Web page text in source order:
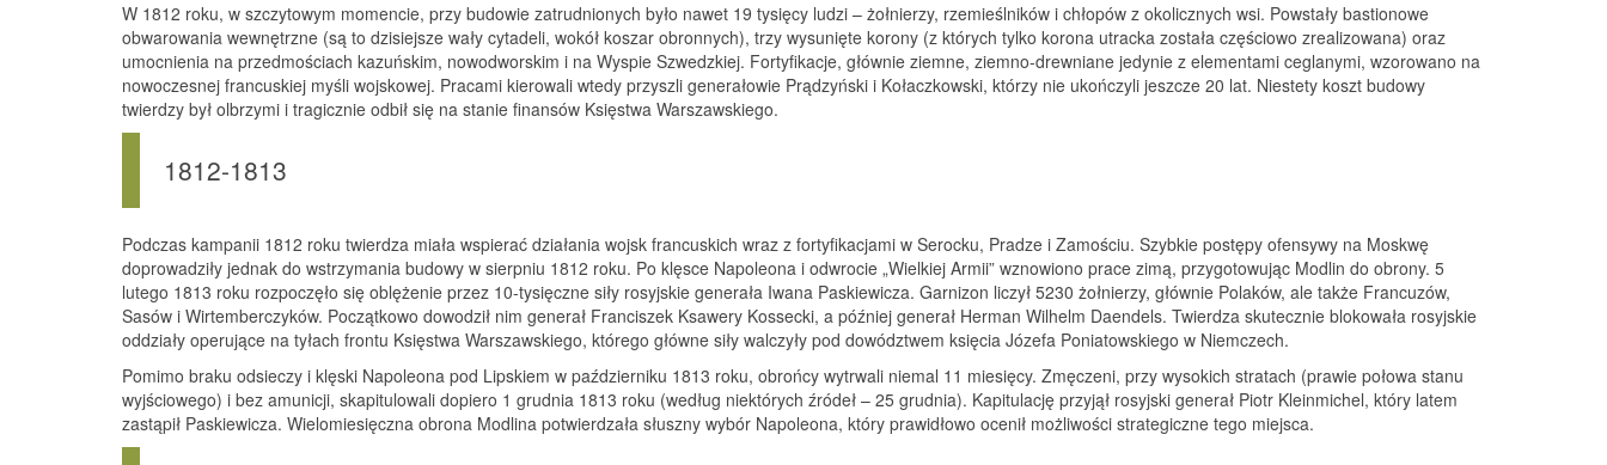
W 1812 roku, w szczytowym momencie, przy budowie zatrudnionych było nawet 19 tysięcy ludzi – żołnierzy, rzemieślników i chłopów z okolicznych wsi. Powstały bastionowe
obwarowania wewnętrzne (są to dzisiejsze wały cytadeli, wokół koszar obronnych), trzy wysunięte korony (z których tylko korona utracka została częściowo zrealizowana) oraz
umocnienia na przedmościach kazuńskim, nowodworskim i na Wyspie Szwedzkiej. Fortyfikacje, głównie ziemne, ziemno-drewniane jedynie z elementami ceglanymi, wzorowano na
nowoczesnej francuskiej myśli wojskowej. Pracami kierowali wtedy przyszli generałowie Prądzyński i Kołaczkowski, którzy nie ukończyli jeszcze 20 lat. Niestety koszt budowy
twierdzy był olbrzymi i tragicznie odbił się na stanie finansów Księstwa Warszawskiego.
1812-1813
Podczas kampanii 1812 roku twierdza miała wspierać działania wojsk francuskich wraz z fortyfikacjami w Serocku, Pradze i Zamościu. Szybkie postępy ofensywy na Moskwę
doprowadziły jednak do wstrzymania budowy w sierpniu 1812 roku. Po klęsce Napoleona i odwrocie „Wielkiej Armii” wznowiono prace zimą, przygotowując Modlin do obrony. 5
lutego 1813 roku rozpoczęło się oblężenie przez 10-tysięczne siły rosyjskie generała Iwana Paskiewicza. Garnizon liczył 5230 żołnierzy, głównie Polaków, ale także Francuzów,
Sasów i Wirtemberczyków. Początkowo dowodził nim generał Franciszek Ksawery Kossecki, a później generał Herman Wilhelm Daendels. Twierdza skutecznie blokowała rosyjskie
oddziały operujące na tyłach frontu Księstwa Warszawskiego, którego główne siły walczyły pod dowództwem księcia Józefa Poniatowskiego w Niemczech.
Pomimo braku odsieczy i klęski Napoleona pod Lipskiem w październiku 1813 roku, obrońcy wytrwali niemal 11 miesięcy. Zmęczeni, przy wysokich stratach (prawie połowa stanu
wyjściowego) i bez amunicji, skapitulowali dopiero 1 grudnia 1813 roku (według niektórych źródeł – 25 grudnia). Kapitulację przyjął rosyjski generał Piotr Kleinmichel, który latem
zastąpił Paskiewicza. Wielomiesięczna obrona Modlina potwierdzała słuszny wybór Napoleona, który prawidłowo ocenił możliwości strategiczne tego miejsca.